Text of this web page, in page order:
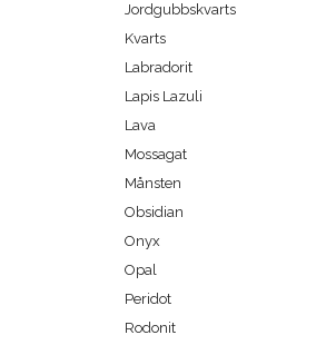
Jordgubbskvarts
Kvarts
Labradorit
Lapis Lazuli
Lava
Mossagat
Månsten
Obsidian
Onyx
Opal
Peridot
Rodonit